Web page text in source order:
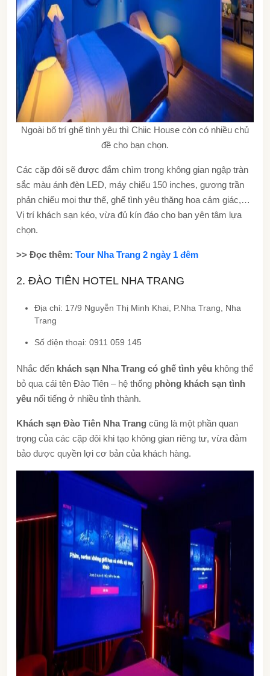
Ngoài bố trí ghế tình yêu thì Chiic House còn có nhiều chủ
đề cho bạn chọn.
Các cặp đôi sẽ được đắm chìm trong không gian ngập tràn
sắc màu ánh đèn LED, máy chiếu 150 inches, gương trần
phản chiếu mọi thư thế, ghế tình yêu thăng hoa cảm giác,…
Vị trí khách sạn kéo, vừa đủ kín đáo cho bạn yên tâm lựa
chọn.
>> Đọc thêm: Tour Nha Trang 2 ngày 1 đêm
2. ĐÀO TIÊN HOTEL NHA TRANG
Địa chỉ: 17/9 Nguyễn Thị Minh Khai, P.Nha Trang, Nha
Trang
Số điện thoại: 0911 059 145
Nhắc đến khách sạn Nha Trang có ghế tình yêu không thể
bỏ qua cái tên Đào Tiên – hệ thống phòng khách sạn tình
yêu nổi tiếng ở nhiều tỉnh thành.
Khách sạn Đào Tiên Nha Trang cũng là một phần quan
trọng của các cặp đôi khi tạo không gian riêng tư, vừa đảm
bảo được quyền lợi cơ bản của khách hàng.